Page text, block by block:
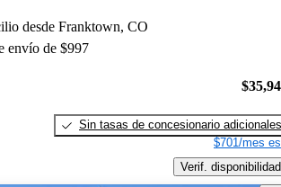
desde Franktown, CO
envío de $997
Sin tasas de concesionario adicionales
$701/mes
Verif. disponibilidad